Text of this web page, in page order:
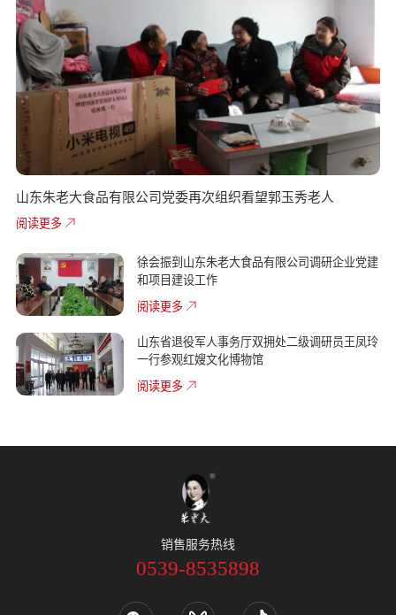
山东朱老大食品有限公司党委再次组织看望郭玉秀老人
阅读更多
徐会振到山东朱老大食品有限公司调研企业党建
和项目建设工作
阅读更多
山东省退役军人事务厅双拥处二级调研员王凤玲
一行参观红嫂文化博物馆
阅读更多
销售服务热线
0539-8535898